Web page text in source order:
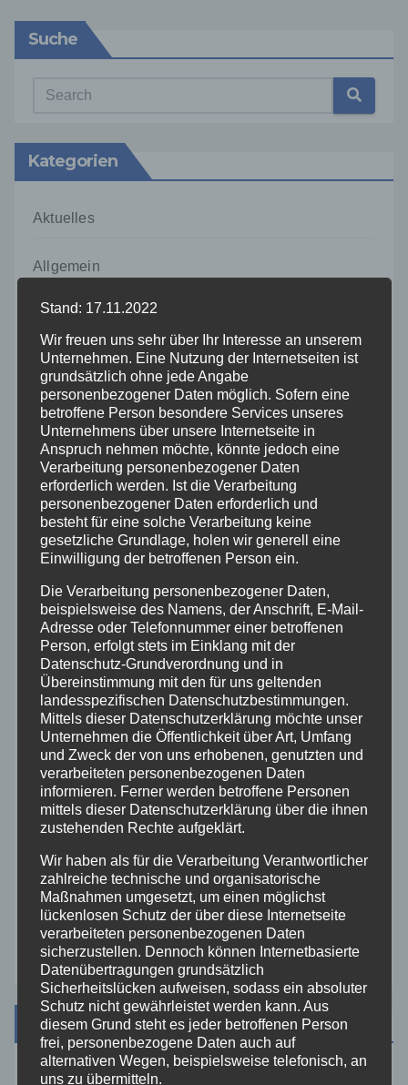
Suche
Kategorien
Aktuelles
Allgemein
Altenkirchen
Bundespolizei
Feuerwehr
Hilfsorganisationen
Mayen-Koblenz
Neuwied
Polizei
Rettungsdienst
Rhein-Lahn
THW
Veranstaltungen
Westerwald
Zoll
Archiv
August 2026
Stand: 17.11.2022
Wir freuen uns sehr über Ihr Interesse an unserem
Unternehmen. Eine Nutzung der Internetseiten ist
grundsätzlich ohne jede Angabe
personenbezogener Daten möglich. Sofern eine
betroffene Person besondere Services unseres
Unternehmens über unsere Internetseite in
Anspruch nehmen möchte, könnte jedoch eine
Verarbeitung personenbezogener Daten
erforderlich werden. Ist die Verarbeitung
personenbezogener Daten erforderlich und
besteht für eine solche Verarbeitung keine
gesetzliche Grundlage, holen wir generell eine
Einwilligung der betroffenen Person ein.
Die Verarbeitung personenbezogener Daten,
beispielsweise des Namens, der Anschrift, E-Mail-
Adresse oder Telefonnummer einer betroffenen
Person, erfolgt stets im Einklang mit der
Datenschutz-Grundverordnung und in
Übereinstimmung mit den für uns geltenden
landesspezifischen Datenschutzbestimmungen.
Mittels dieser Datenschutzerklärung möchte unser
Unternehmen die Öffentlichkeit über Art, Umfang
und Zweck der von uns erhobenen, genutzten und
verarbeiteten personenbezogenen Daten
informieren. Ferner werden betroffene Personen
mittels dieser Datenschutzerklärung über die ihnen
zustehenden Rechte aufgeklärt.
Wir haben als für die Verarbeitung Verantwortlicher
zahlreiche technische und organisatorische
Maßnahmen umgesetzt, um einen möglichst
lückenlosen Schutz der über diese Internetseite
verarbeiteten personenbezogenen Daten
sicherzustellen. Dennoch können Internetbasierte
Datenübertragungen grundsätzlich
Sicherheitslücken aufweisen, sodass ein absoluter
Schutz nicht gewährleistet werden kann. Aus
diesem Grund steht es jeder betroffenen Person
frei, personenbezogene Daten auch auf
alternativen Wegen, beispielsweise telefonisch, an
uns zu übermitteln.